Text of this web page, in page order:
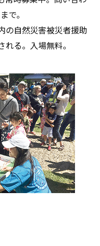
で。
の自然災害被災者援助
る。入場無料。